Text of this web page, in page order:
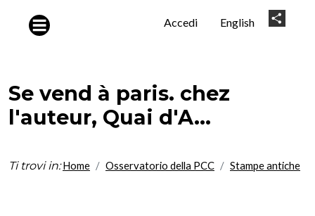
User
Accedi English
Se vend à paris. chez
l'auteur, Quai d'A...
Ti trovi in: Home Osservatorio della PCC Stampe antiche